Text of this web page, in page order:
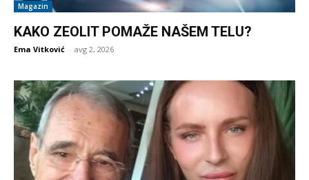
Magazin
KAKO ZEOLIT POMAŽE NAŠEM TELU?
Ema Vitković - avg 2, 2026